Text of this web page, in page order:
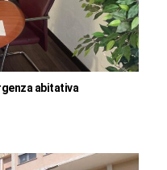
abitativa